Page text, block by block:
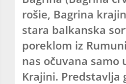
rošie, Bagrina
stara balkanska
poreklom iz
nas očuvana samo
Krajini. Predstavlja